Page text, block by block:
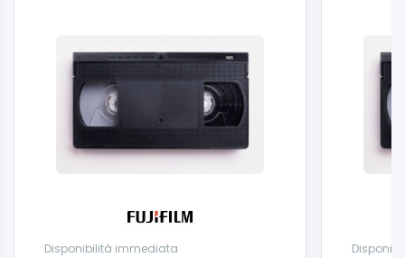
Disponibilità immediata